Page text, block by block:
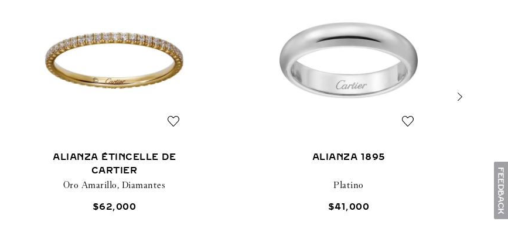
ALIANZA ÉTINCELLE DE
CARTIER
Oro Amarillo, Diamantes
$62,000
ALIANZA 1895
Platino
$41 ,000